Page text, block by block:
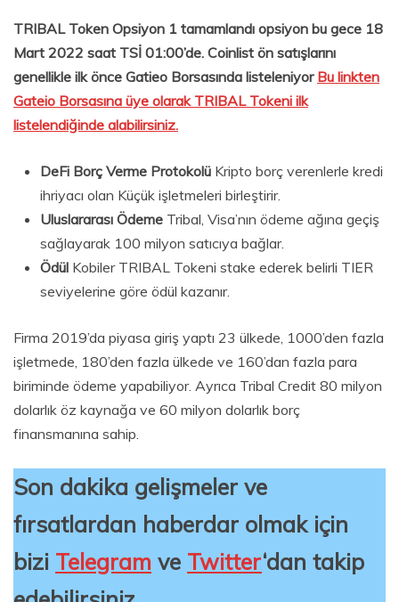
TRIBAL Token Opsiyon 1 tamamlandı opsiyon bu gece 18
Mart 2022 saat TSİ 01:00’de. Coinlist ön satışlarını
genellikle ilk önce Gatieo Borsasında listeleniyor Bu linkten
Gateio Borsasına üye olarak TRIBAL Tokeni ilk
listelendiğinde alabilirsiniz.
DeFi Borç Verme Protokolü Kripto borç verenlerle kredi
ihriyacı olan Küçük işletmeleri birleştirir.
Uluslararası Ödeme Tribal, Visa’nın ödeme ağına geçiş
sağlayarak 100 milyon satıcıya bağlar.
Ödül Kobiler TRIBAL Tokeni stake ederek belirli TIER
seviyelerine göre ödül kazanır.
Firma 2019’da piyasa giriş yaptı 23 ülkede, 1000’den fazla
işletmede, 180’den fazla ülkede ve 160’dan fazla para
biriminde ödeme yapabiliyor. Ayrıca Tribal Credit 80 milyon
dolarlık öz kaynağa ve 60 milyon dolarlık borç
finansmanına sahip.
Son dakika gelişmeler ve
fırsatlardan haberdar olmak için
bizi Telegram ve Twitter‘dan takip